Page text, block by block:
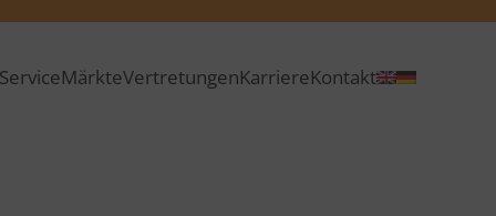
ServiceMärkteVertretungenKarriereKontakt